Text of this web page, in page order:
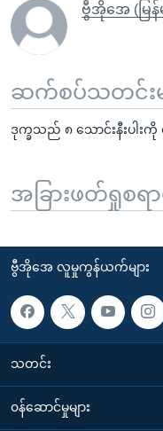
ဗွီအိုအေ (မြန်
ဆက်စပ်သတင်းမျ
ဒုက္ခသည် ၈ သောင်းနီးပါးကို
အခြားဖတ်ရှုစရာ
ဗွီအိုအေ လူမှုကွန်ယက်များ
သတင်း
၀န်ဆောင်မှုများ